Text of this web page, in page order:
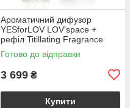
Ароматичний дифузор
YESforLOV LOV'space +
рефіл Titillating Fragrance
Refill, пряний аромат
Готово до відправки
3 699 ₴
Купити